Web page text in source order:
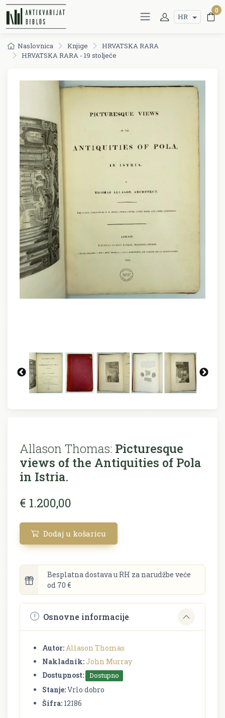
HR
0
Naslovnica Knjige
HRVATSKA RARA
HRVATSKA RARA - 19 stoljeće
Allason Thomas: Picturesque
views of the Antiquities of Pola
in Istria.
€ 1.200,00
Dodaj u košaricu
Besplatna dostava u RH za narudžbe veće
od 70 €
Osnovne informacije
Autor: Allason Thomas
Nakladnik:John Murray
Dostupnost:
Dostupno
Stanje:Vrlo dobro
Šifra: 12186